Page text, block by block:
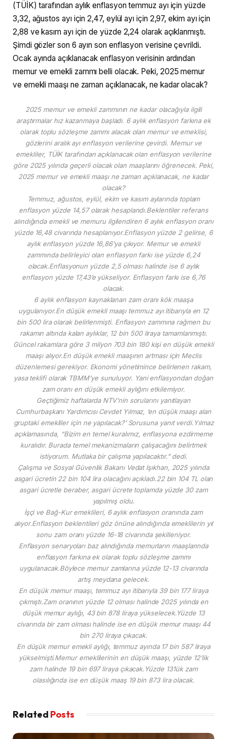
(TÜİK) tarafından aylık enflasyon temmuz ayı için yüzde
3,32, ağustos ayı için 2,47, eylül ayı için 2,97, ekim ayı için
2,88 ve kasım ayı için de yüzde 2,24 olarak açıklanmıştı.
Şimdi gözler son 6 ayın son enflasyon verisine çevrildi.
Ocak ayında açıklanacak enflasyon verisinin ardından
memur ve emekli zammı belli olacak. Peki, 2025 memur
ve emekli maaşı ne zaman açıklanacak, ne kadar olacak?
2025 memur ve emekli zammının ne kadar olacağıyla ilgili
araştırmalar hız kazanmaya başladı. 6 aylık enflasyon farkına ek
olarak toplu sözleşme zammı alacak olan memur ve emeklisi,
gözlerini aralık ayı enflasyon verilerine çevirdi. Memur ve
emekliler, TÜİK tarafından açıklanacak olan enflasyon verilerine
göre 2025 yılında geçerli olacak olan maaşlarını öğrenecek. Peki,
2025 memur ve emekli maaşı ne zaman açıklanacak, ne kadar
olacak?
Temmuz, ağustos, eylül, ekim ve kasım aylarında toplam
enflasyon yüzde 14,57 olarak hesaplandı.Beklentiler referans
alındığında emekli ve memuru ilgilendiren 6 aylık enflasyon oranı
yüzde 16,48 civarında hesaplanıyor.Enflasyon yüzde 2 gelirse, 6
aylık enflasyon yüzde 16,86’ya çıkıyor. Memur ve emekli
zammında belirleyici olan enflasyon farkı ise yüzde 6,24
olacak.Enflasyonun yüzde 2,5 olması halinde ise 6 aylık
enflasyon yüzde 17,43’e yükseliyor. Enflasyon farkı ise 6,76
olacak.
6 aylık enflasyon kaynaklanan zam oranı kök maaşa
uygulanıyor.En düşük emekli maaşı temmuz ayı itibarıyla en 12
bin 500 lira olarak belirlenmişti. Enflasyon zammına rağmen bu
rakamın altında kalan aylıklar, 12 bin 500 liraya tamamlanmıştı.
Güncel rakamlara göre 3 milyon 703 bin 180 kişi en düşük emekli
maaşı alıyor.En düşük emekli maaşının artması için Meclis
düzenlemesi gerekiyor. Ekonomi yönetimince belirlenen rakam,
yasa teklifi olarak TBMM’ye sunuluyor. Yani enflasyondan doğan
zam oranı en düşük emekli aylığını etkilemiyor.
Geçtiğimiz haftalarda NTV’nin sorularını yanıtlayan
Cumhurbaşkanı Yardımcısı Cevdet Yılmaz, ‘en düşük maaşı alan
gruptaki emekliler için ne yapılacak?’ Sorusuna yanıt verdi.Yılmaz
açıklamasında, “Bizim en temel kuralımız, enflasyona ezdirmeme
kuralıdır. Burada temel mekanizmaların çalışacağını belirtmek
istiyorum. Mutlaka bir çalışma yapılacaktır.” dedi.
Çalışma ve Sosyal Güvenlik Bakanı Vedat Işıkhan, 2025 yılında
asgari ücretin 22 bin 104 lira olacağını açıkladı.22 bin 104 TL olan
asgari ücretle beraber, asgari ücrete toplamda yüzde 30 zam
yapılmış oldu.
İşçi ve Bağ-Kur emeklileri, 6 aylık enflasyon oranında zam
alıyor.Enflasyon beklentileri göz önüne alındığında emeklilerin yıl
sonu zam oranı yüzde 16-18 civarında şekilleniyor.
Enflasyon senaryoları baz alındığında memurların maaşlarında
enflasyon farkına ek olarak toplu sözleşme zammı
uygulanacak.Böylece memur zamlarına yüzde 12-13 civarında
artış meydana gelecek.
En düşük memur maaşı, temmuz ayı itibarıyla 39 bin 177 liraya
çıkmıştı.Zam oranının yüzde 12 olması halinde 2025 yılında en
düşük memur aylığı, 43 bin 878 liraya yükselecek.Yüzde 13
civarında bir zam olması halinde ise en düşük memur maaşı 44
bin 270 liraya çıkacak.
En düşük memur emekli aylığı, temmuz ayında 17 bin 587 liraya
yükselmişti.Memur emeklilerinin en düşük maaşı, yüzde 12’lik
zam halinde 19 bin 697 liraya çıkacak.Yüzde 13’lük zam
olasılığında ise en düşük maaş 19 bin 873 lira olacak.
Related Posts